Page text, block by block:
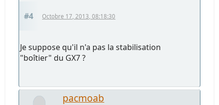
#4 Octobre 17, 2013, 08:18:30
Je suppose qu'il n'a pas la stabilisation
"boîtier" du GX7 ?
pacmoab